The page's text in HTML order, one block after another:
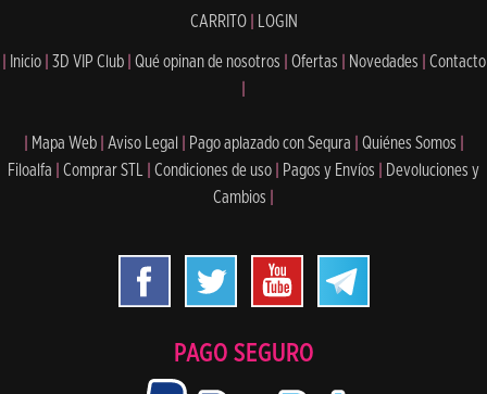
CARRITO| LOGIN
Inicio 3D VIP Club Qué opinan de nosotros Ofertas Novedades
Contacto
Mapa Web Aviso Legal Pago aplazado con Sequra Quiénes Somos
Filoalfa
Comprar STL Condiciones de uso Pagos y Envíos
Devoluciones y
Cambios
PAGO SEGURO